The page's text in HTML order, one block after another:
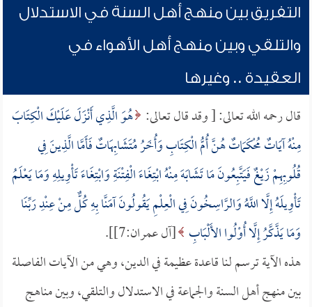
التفريق بين منهج أهل السنة في الاستدلال
والتلقي وبين منهج أهل الأهواء في
العقيدة .. وغيرها
قال رحمه الله تعالى: [ وقد قال تعالى: هُوَ الَّذِي أَنْزَلَ عَلَيْكَ الْكِتَابَ
مِنْهُ آيَاتٌ مُحْكَمَاتٌ هُنَّ أُمُّ الْكِتَابِ وَأُخَرُ مُتَشَابِهَاتٌ فَأَمَّا الَّذِينَ فِي
قُلُوبِهِمْ زَيْغٌ فَيَتَّبِعُونَ مَا تَشَابَهَ مِنْهُ ابْتِغَاءَ الْفِتْنَةِ وَابْتِغَاءَ تَأْوِيلِهِ وَمَا يَعْلَمُ
تَأْوِيلَهُ إِلَّا اللَّهُ وَالرَّاسِخُونَ فِي الْعِلْمِ يَقُولُونَ آمَنَّا بِهِ كُلٌّ مِنْ عِنْدِ رَبِّنَا
وَمَا يَذَّكَّرُ إِلَّا أُوْلُوا الأَلْبَابِ [آل عمران:7]].
هذه الآية ترسم لنا قاعدة عظيمة في الدين، وهي من الآيات الفاصلة
بين منهج أهل السنة والجماعة في الاستدلال والتلقي، وبين مناهج